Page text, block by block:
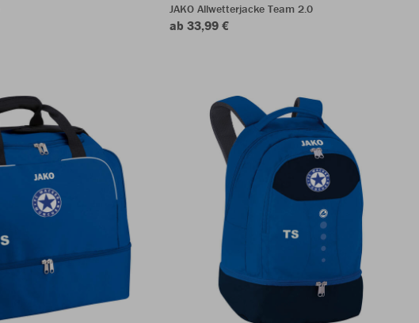
JAKO Allwetterjacke Team 2.0
ab 33,99 €